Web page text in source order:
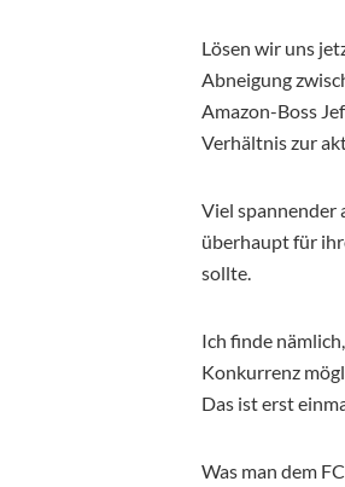
Lösen wir uns
Abneigung
Amazon-Boss
Verhältnis zur
Viel spannender
überhaupt für
sollte.
Ich finde
Konkurrenz
Das ist erst
Was man dem